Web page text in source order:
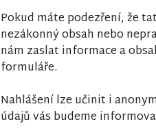
Pokud máte podezření, že
nezákonný obsah nebo
nám zaslat informace a
formuláře.
Nahlášení lze učinit i
údajů vás budeme